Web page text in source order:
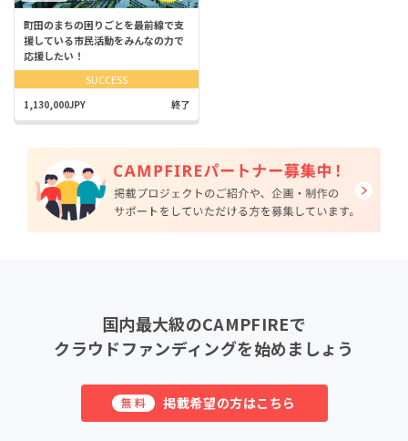
町田のまちの困りごとを最前線で支
援している市民活動をみんなの力で
応援したい！
SUCCESS
1,130,000JPY 終了
国内最大級のCAMPFIREで
クラウドファンディングを始めましょう
無料 掲載希望の方はこちら